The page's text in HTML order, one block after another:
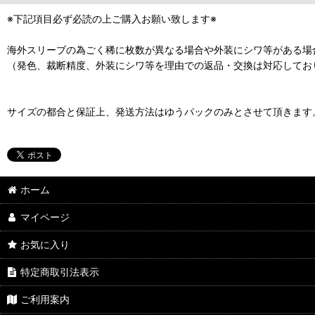
※下記項目必ず必読の上ご購入お願い致します※
海外スリーブの為ごく稀に枚数が異なる場合や外装にシワ等がある
（発色、裁断精度、外装にシワ等を理由での返品・交換は対応して
サイズの都合と保証上、発送方法はゆうパックのみとさせて頂きます
ホーム
マイページ
お気に入り
特定商取引法表示
ご利用案内